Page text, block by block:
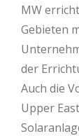
MW
Gebieten
der
Auch die
Upper